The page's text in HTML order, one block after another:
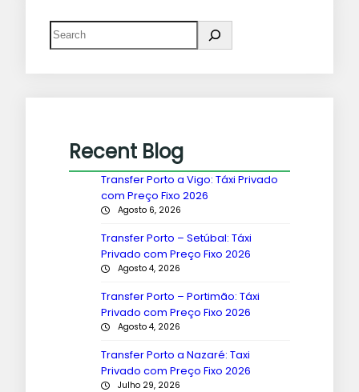
Recent Blog
Transfer Porto a Vigo: Táxi Privado
com Preço Fixo 2026
Agosto 6, 2026
Transfer Porto – Setúbal: Táxi
Privado com Preço Fixo 2026
Agosto 4, 2026
Transfer Porto – Portimão: Táxi
Privado com Preço Fixo 2026
Agosto 4, 2026
Transfer Porto a Nazaré: Taxi
Privado com Preço Fixo 2026
Julho 29, 2026